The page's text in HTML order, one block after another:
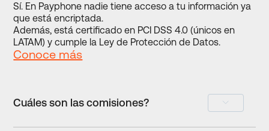
Sí. En Payphone nadie tiene acceso a tu información ya
que está encriptada.
Además, está certificado en PCI DSS 4.0 (únicos en
LATAM) y cumple la Ley de Protección de Datos.
Conoce más
Cuáles son las comisiones?